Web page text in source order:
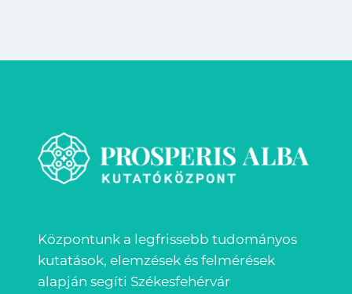
Központunk a legfrissebb tudományos
kutatások, elemzések és felmérések
alapján segíti Székesfehérvár